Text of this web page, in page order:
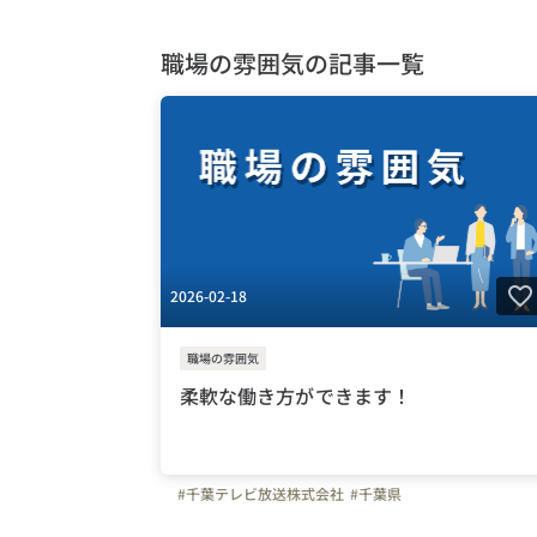
職場の雰囲気の記事一覧
2026-02-18
職場の雰囲気
柔軟な働き方ができます！
#千葉テレビ放送株式会社 #千葉県